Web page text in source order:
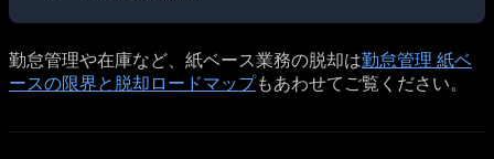
勤怠管理や在庫など、紙ベース業務の脱却は勤怠管理 紙ベ
ースの限界と脱却ロードマップもあわせてご覧ください。